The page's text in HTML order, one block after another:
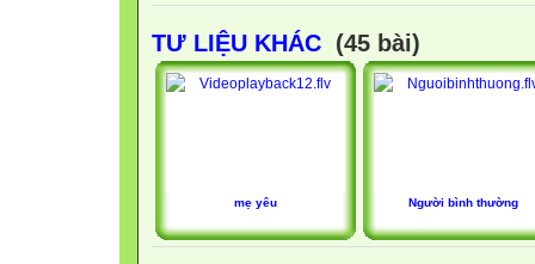
TƯ LIỆU KHÁC (45 bài)
mẹ yêu Người bình thường